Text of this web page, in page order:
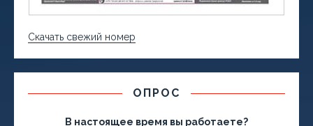
Скачать свежий номер
ОПРОС
В настоящее время вы работаете?